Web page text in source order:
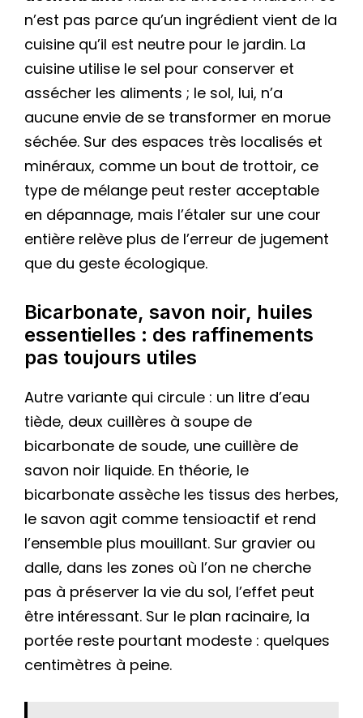
n’est pas parce qu’un ingrédient vient de la
cuisine qu’il est neutre pour le jardin. La
cuisine utilise le sel pour conserver et
assécher les aliments ; le sol, lui, n’a
aucune envie de se transformer en morue
séchée. Sur des espaces très localisés et
minéraux, comme un bout de trottoir, ce
type de mélange peut rester acceptable
en dépannage, mais l’étaler sur une cour
entière relève plus de l’erreur de jugement
que du geste écologique.
Bicarbonate, savon noir, huiles
essentielles : des raffinements
pas toujours utiles
Autre variante qui circule : un litre d’eau
tiède, deux cuillères à soupe de
bicarbonate de soude, une cuillère de
savon noir liquide. En théorie, le
bicarbonate assèche les tissus des herbes,
le savon agit comme tensioactif et rend
l’ensemble plus mouillant. Sur gravier ou
dalle, dans les zones où l’on ne cherche
pas à préserver la vie du sol, l’effet peut
être intéressant. Sur le plan racinaire, la
portée reste pourtant modeste : quelques
centimètres à peine.